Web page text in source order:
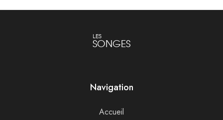
SONGES
LES
Navigation
Accueil